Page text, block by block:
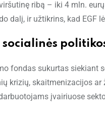
ribą – iki 4 mln.
dalį, ir užtikrins, kad
socialinės
fondas sukurtas siekiant
krizių, skaitmenizacijos
įvairiuose